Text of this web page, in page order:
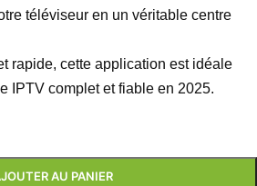
téléviseur en un véritable centre
rapide, cette application est idéale
IPTV complet et fiable en 2025.
AU PANIER